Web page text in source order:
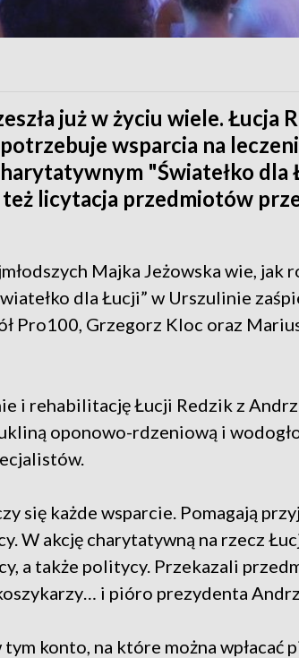
już w życiu wiele. Łucja
wsparcia na
"Światełko dla
licytacja przedmiotów
Majka Jeżowska wie, jak
dla Łucji” w Urszulinie
Pro100, Grzegorz Kloc oraz
i rehabilitację Łucji Redzik z
oponowo-rdzeniową i
się każde wsparcie. Pomagają
W akcję charytatywną na rzecz
a także politycy. Przekazali
i pióro prezydenta
konto, na które można wpłacać